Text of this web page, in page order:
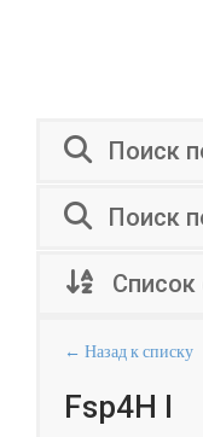
Поиск
Поиск
← Назад к списку
Fsp4H I